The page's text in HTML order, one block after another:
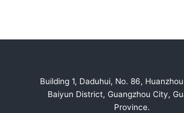
Building 1, Daduhui, No. 86,
Baiyun District, Guangzhou City,
Province.